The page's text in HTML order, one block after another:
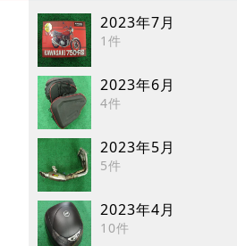
2023年7月
1件
2023年6月
4件
2023年5月
5件
2023年4月
10件